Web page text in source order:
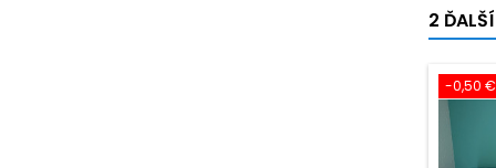
2
-0,50 €